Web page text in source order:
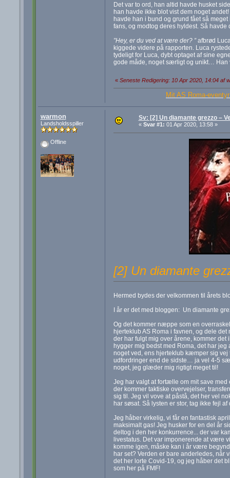
Det var to ord, han altid havde husket
han havde ikke blot vist dem noget
havde han i bund og grund fået så
fans, og modtog deres hyldest. Så
”Hey, er du ved at være der? ”afbrød
kiggede videre på rapporten. Luca
tydeligt for Luca, dybt optaget af sine
gode måde, noget særligt og unikt…
« Seneste Redigering: 10 Apr 2020, 14:04 af
Mit AS Roma-
warmon
Landsholdsspiller
Offline
Sv: [2] Un diamante grezzo –
« Svar #1: 01 Apr 2020, 13:58 »
[2] Un diamante
Hermed bydes der velkommen til årets
I år er det med bloggen: Un diamante
Og det kommer næppe som en
hjerteklub AS Roma i favnen, og dele
der har fulgt mig over årene, kommer det
hygger mig bedst med Roma, det har jeg
noget ved, ens hjerteklub kæmper sig vej
udfordringer end de sidste… ja vel 4-5
noget, jeg glæder mig rigtigt meget til!
Jeg har valgt at fortælle om mit save med
der kommer taktiske overvejelser,
sig til. Jeg vil vove at påstå, det her vel
har søsat. Så lysten er stor, tag ikke fejl af
Jeg håber virkelig, vi får en fantastisk
maksimalt gas! Jeg husker for en del år
deltog i den her konkurrence... der var
livestatus. Det var imponerende at være
komme igen, måske kan i år være
har set? Verden er bare anderledes, når
det her lorte Covid-19, og jeg håber det
som her på FMF!